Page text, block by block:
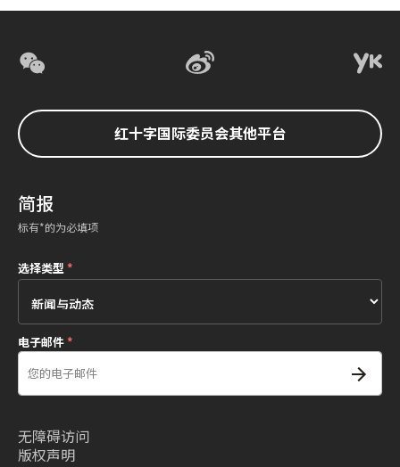
红十字国际委员会其他平台
简报
标有*的为必填项
选择类型*
电子邮件*
无障碍访问
版权声明